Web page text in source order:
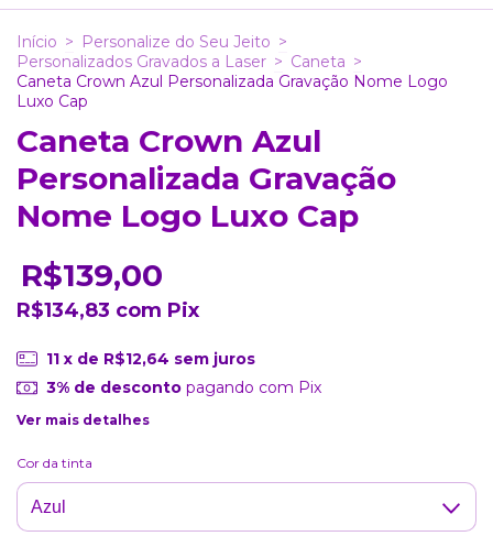
Início > Personalize do Seu Jeito >
Personalizados Gravados a Laser > Caneta >
Caneta Crown Azul Personalizada Gravação Nome Logo
Luxo Cap
Caneta Crown Azul
Personalizada Gravação
Nome Logo Luxo Cap
R$139,00
R$134,83 com Pix
11 x de R$12,64 sem juros
3% de descontopagando com Pix
Ver mais detalhes
Cor da tinta